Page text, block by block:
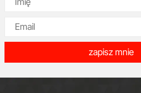
zapisz mnie